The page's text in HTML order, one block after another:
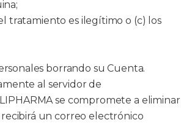
tratamiento es ilegítimo o (c) los
borrando su Cuenta.
al servidor de
se compromete a eliminar
recibirá un correo electrónico